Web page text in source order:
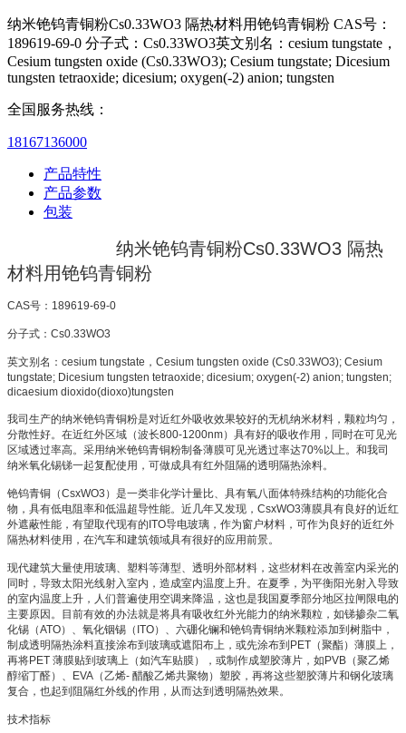
纳米铯钨青铜粉Cs0.33WO3 隔热材料用铯钨青铜粉 CAS号：
189619-69-0 分子式：Cs0.33WO3英文别名：cesium tungstate，
Cesium tungsten oxide (Cs0.33WO3); Cesium tungstate; Dicesium
tungsten tetraoxide; dicesium; oxygen(-2) anion; tungsten
全国服务热线：
18167136000
产品特性
产品参数
包装
纳米铯钨青铜粉Cs0.33WO3 隔热
材料用铯钨青铜粉
CAS号： 189619-69-0
分子式： Cs0.33WO3
英文别名： cesium tungstate ， Cesium tungsten oxide (Cs0.33WO3); Cesium
tungstate; Dicesium tungsten tetraoxide; dicesium; oxygen(-2) anion; tungsten;
dicaesium dioxido(dioxo)tungsten
我司生产的纳米铯钨青铜粉是对近红外吸收效果较好的无机纳米材料，颗粒均匀，
分散性好。在近红外区域（波长800-1200nm）具有好的吸收作用，同时在可见光
区域透过率高。采用纳米铯钨青铜粉制备薄膜可见光透过率达70%以上。和我司
纳米氧化锡锑一起复配使用，可做成具有红外阻隔的透明隔热涂料。
铯钨青铜（CsxWO3 ）是一类非化学计量比、具有氧八面体特殊结构的功能化合
物，具有低电阻率和低温超导性能。近几年又发现， CsxWO3薄膜具有良好的近红
外遮蔽性能，有望取代现有的 ITO导电玻璃，作为窗户材料，可作为良好的近红外
隔热材料使用，在汽车和建筑领域具有很好的应用前景。
现代建筑大量使用玻璃、塑料等薄型、透明外部材料，这些材料在改善室内采光的
同时，导致太阳光线射入室内，造成室内温度上升。在夏季，为平衡阳光射入导致
的室内温度上升，人们普遍使用空调来降温，这也是我国夏季部分地区拉闸限电的
主要原因。目前有效的办法就是将具有吸收红外光能力的纳米颗粒，如锑掺杂二氧
化锡（ATO）、氧化铟锡（ ITO）、六硼化镧和铯钨青铜纳米颗粒添加到树脂中，
制成透明隔热涂料直接涂布到玻璃或遮阳布上，或先涂布到 PET （聚酯）薄膜上，
再将PET 薄膜贴到玻璃上（如汽车贴膜），或制作成塑胶薄片，如 PVB （聚乙烯
醇缩丁醛）、
EVA （乙烯- 醋酸乙烯共聚物）塑胶，再将这些塑胶薄片和钢化玻璃
复合，也起到阻隔红外线的作用，从而达到透明隔热效果。
技术指标